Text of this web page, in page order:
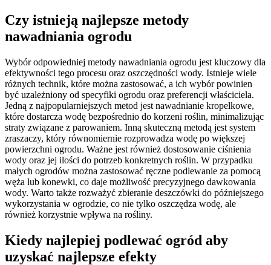
Czy istnieją najlepsze metody
nawadniania ogrodu
Wybór odpowiedniej metody nawadniania ogrodu jest kluczowy dla
efektywności tego procesu oraz oszczędności wody. Istnieje wiele
różnych technik, które można zastosować, a ich wybór powinien
być uzależniony od specyfiki ogrodu oraz preferencji właściciela.
Jedną z najpopularniejszych metod jest nawadnianie kropelkowe,
które dostarcza wodę bezpośrednio do korzeni roślin, minimalizując
straty związane z parowaniem. Inną skuteczną metodą jest system
zraszaczy, który równomiernie rozprowadza wodę po większej
powierzchni ogrodu. Ważne jest również dostosowanie ciśnienia
wody oraz jej ilości do potrzeb konkretnych roślin. W przypadku
małych ogrodów można zastosować ręczne podlewanie za pomocą
węża lub konewki, co daje możliwość precyzyjnego dawkowania
wody. Warto także rozważyć zbieranie deszczówki do późniejszego
wykorzystania w ogrodzie, co nie tylko oszczędza wodę, ale
również korzystnie wpływa na rośliny.
Kiedy najlepiej podlewać ogród aby
uzyskać najlepsze efekty